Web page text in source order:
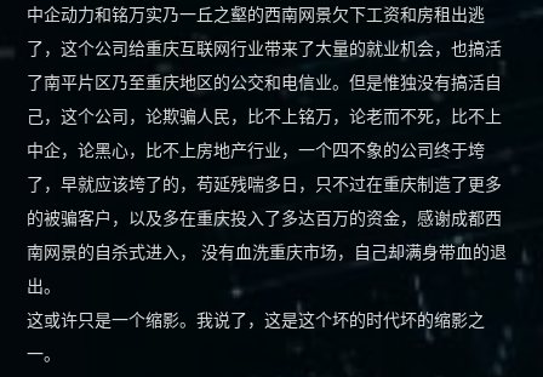
中企动力和铭万实乃一丘之壑的西南网景欠下工资和房租出逃
了，这个公司给重庆互联网行业带来了大量的就业机会，也搞活
了南平片区乃至重庆地区的公交和电信业。但是惟独没有搞活自
己，这个公司，论欺骗人民，比不上铭万，论老而不死，比不上
中企，论黑心，比不上房地产行业，一个四不象的公司终于垮
了，早就应该垮了的，苟延残喘多日，只不过在重庆制造了更多
的被骗客户，以及多在重庆投入了多达百万的资金，感谢成都西
南网景的自杀式进入， 没有血洗重庆市场，自己却满身带血的退
出。
这或许只是一个缩影。我说了，这是这个坏的时代坏的缩影之
一。